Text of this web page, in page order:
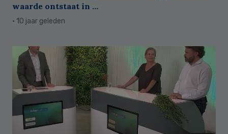
waarde ontstaat in ...
· 10 jaar geleden